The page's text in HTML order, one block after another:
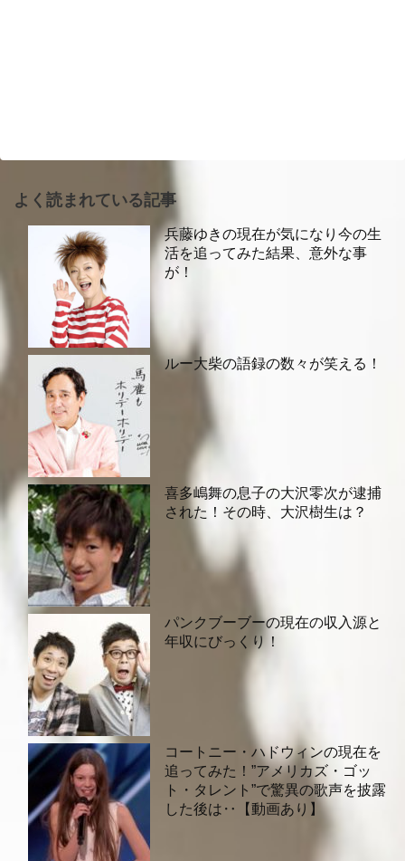
よく読まれている記事
兵藤ゆきの現在が気になり今の生
活を追ってみた結果、意外な事
が！
ルー大柴の語録の数々が笑える！
喜多嶋舞の息子の大沢零次が逮捕
された！その時、大沢樹生は？
パンクブーブーの現在の収入源と
年収にびっくり！
コートニー・ハドウィンの現在を
追ってみた！”アメリカズ・ゴッ
ト・タレント”で驚異の歌声を披露
した後は‥【動画あり】